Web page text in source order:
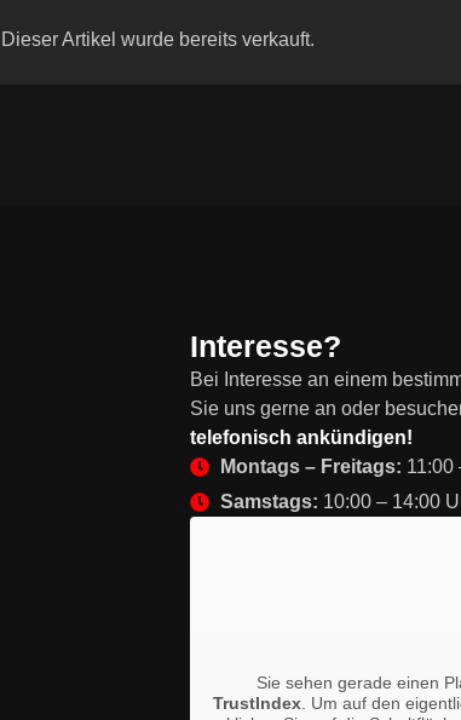
Dieser Artikel wurde bereits verkauft.
Interesse?
Bei Interesse an einem
Sie uns gerne an oder
telefonisch ankündigen!
Montags – Freitags: 11:00
Samstags: 10:00 – 14:00
Sie sehen gerade einen
TrustIndex. Um auf den